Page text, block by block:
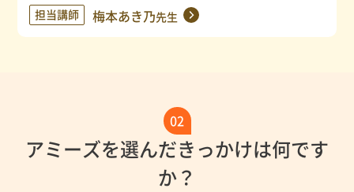
担当講師 梅本あき乃先生
02
アミーズを選んだきっかけは何です
か？